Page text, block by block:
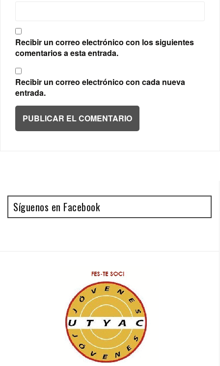
Recibir un correo electrónico con los siguientes
comentarios a esta entrada.
Recibir un correo electrónico con cada nueva
entrada.
Síguenos en Facebook